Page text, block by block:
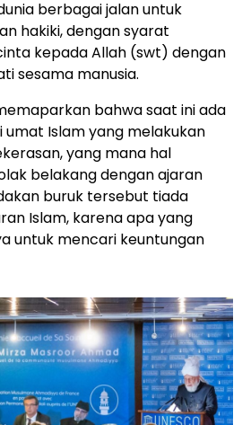
berbagai jalan untuk
hakiki, dengan syarat
kepada Allah (swt) dengan
sesama manusia.
bahwa saat ini ada
Islam yang melakukan
yang mana hal
belakang dengan ajaran
buruk tersebut tiada
Islam, karena apa yang
untuk mencari keuntungan